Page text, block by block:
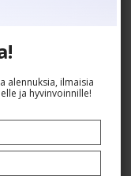
alennuksia, ilmaisia
ja hyvinvoinnille!